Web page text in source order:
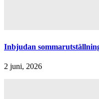
Inbjudan
2 juni, 2026